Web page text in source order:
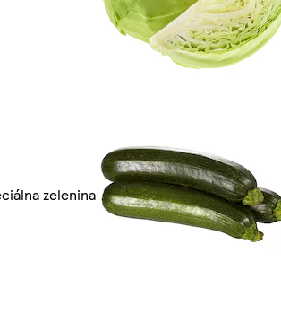
zelenina